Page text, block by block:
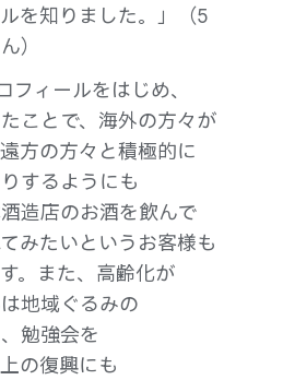
を​知りました。」​（5
）
ィールを​はじめ、​
ことで、​海外の​方​々が​
方の​方​々と​積極的に​
するようにも​
造店の​お酒を​飲んで​
みたいと​いう​お客様も​
。​また、​高齢化が​
地域ぐるみの​
勉強会を​
の​復興にも​